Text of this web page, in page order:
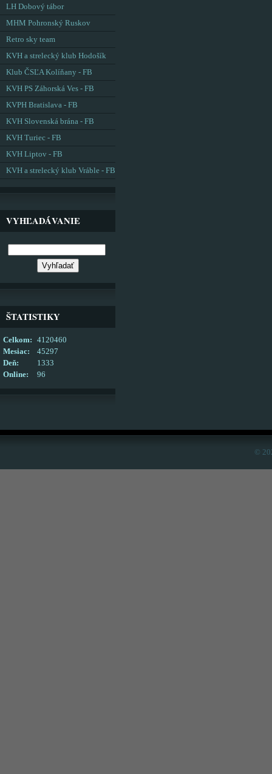
LH Dobový tábor
MHM Pohronský Ruskov
Retro sky team
KVH a strelecký klub Hodošík
Klub ČSĽA Kolíňany - FB
KVH PS Záhorská Ves - FB
KVPH Bratislava - FB
KVH Slovenská brána - FB
KVH Turiec - FB
KVH Liptov - FB
KVH a strelecký klub Vráble - FB
VYHĽADÁVANIE
ŠTATISTIKY
Online: 96
Celkom:
4120460
Mesiac:
45297
Deň:
1333
©